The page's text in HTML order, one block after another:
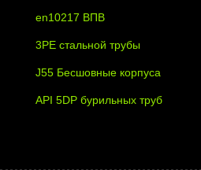
en10217 ВПВ
3PE стальной трубы
J55 Бесшовные корпуса
API 5DP бурильных труб